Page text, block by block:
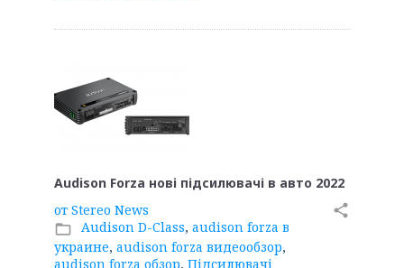
Audison Forza нові підсилювачі в авто 2022
от Stereo News
folder_open Audison D-Class, audison forza в
украине, audison forza видеообзор,
audison forza обзор, Підсилювачі
share